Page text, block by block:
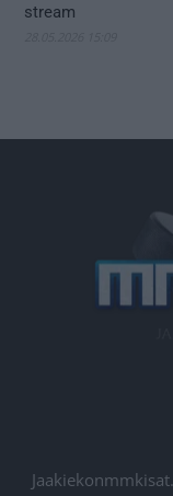
stream